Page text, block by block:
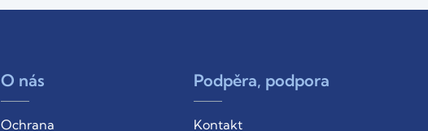
O nás
Ochrana
Podpěra, podpora
Kontakt